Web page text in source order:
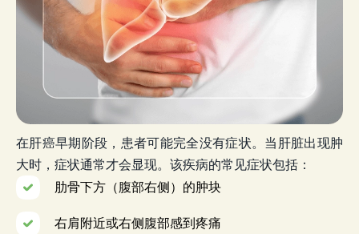
在肝癌早期阶段，患者可能完全没有症状。当肝脏出现肿
大时，症状通常才会显现。该疾病的常见症状包括：
肋骨下方（腹部右侧）的肿块
右肩附近或右侧腹部感到疼痛